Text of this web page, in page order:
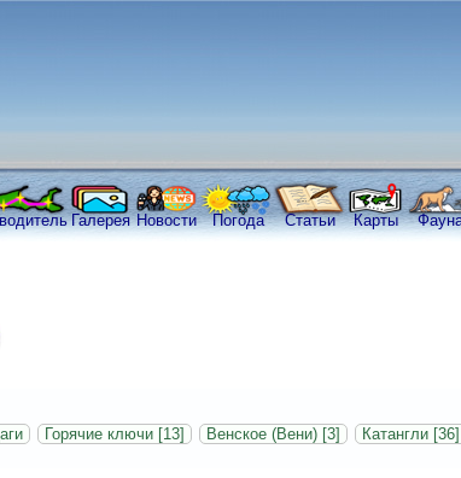
Галерея Новости Погода Статьи Карты
Горячие ключи [13] Венское (Вени) [3]
Катангли [36]